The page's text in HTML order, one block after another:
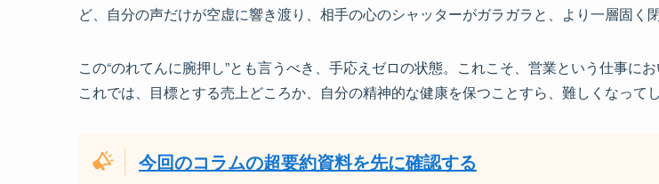
ど、自分の声だけが空虚に響き渡り、相手の心のシャッターがガラガラと、より一層固く
この“のれてんに腕押し”とも言うべき、手応えゼロの状態。これこそ、営業という仕事に
これでは、目標とする売上どころか、自分の精神的な健康を保つことすら、難しくなってし
今回のコラムの超要約資料を先に確認する